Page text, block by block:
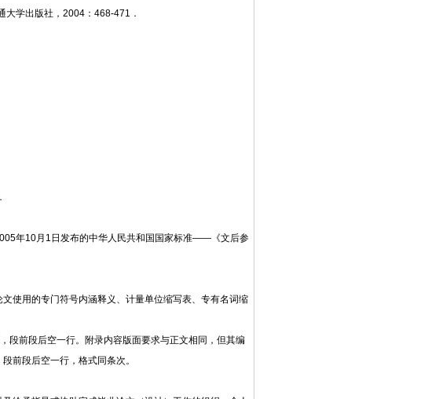
大学出版社，2004：468-471．
年10月1日发布的中华人民共和国国家标准——《文后参
使用的专门符号内涵释义、计量单位缩写表、专有名词缩
段前段后空一行。附录内容版面要求与正文相同，但其编
前段后空一行，格式同条次。